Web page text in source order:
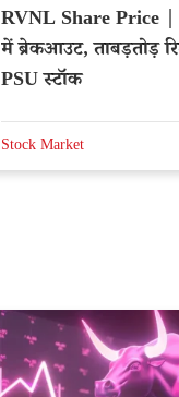
RVNL Share Price
में ब्रेकआउट, ताबड़तोड़
PSU स्टॉक
Stock Market